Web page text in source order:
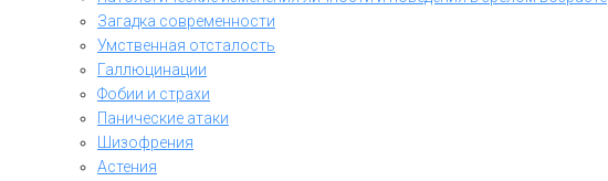
Загадка современности
Умственная отсталость
Галлюцинации
Фобии и страхи
Панические атаки
Шизофрения
Астения